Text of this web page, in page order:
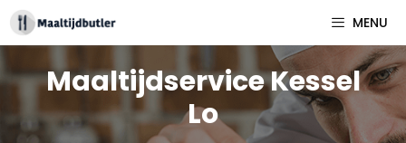
Spring
naar
inhoud
MENU
Maaltijdservice Kessel
Lo